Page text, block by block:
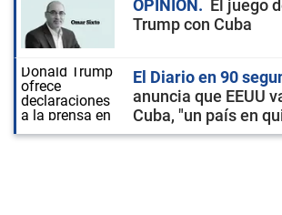
OPINIÓN
El juego
Trump con Cuba
El Diario en 90
anuncia que EEUU
Cuba, "un país en